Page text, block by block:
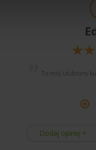
To mój ulubiony
Dodaj opinię +